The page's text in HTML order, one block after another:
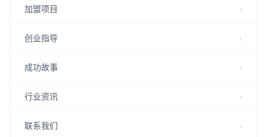
加盟项目
创业指导
成功故事
行业资讯
联系我们